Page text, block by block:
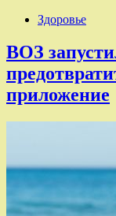
Здоровье
ВОЗ
приложение